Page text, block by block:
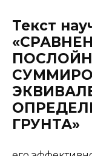
Текст
ГРУНТА»